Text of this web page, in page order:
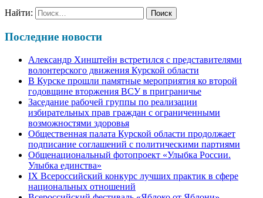
Найти:
Последние новости
Александр Хинштейн встретился с представителями
волонтерского движения Курской области
В Курске прошли памятные мероприятия ко второй
годовщине вторжения ВСУ в приграничье
Заседание рабочей группы по реализации
избирательных прав граждан с ограниченными
возможностями здоровья
Общественная палата Курской области продолжает
подписание соглашений с политическими партиями
Общенациональный фотопроект «Улыбка России.
Улыбка единства»
IХ Всероссийский конкурс лучших практик в сфере
национальных отношений